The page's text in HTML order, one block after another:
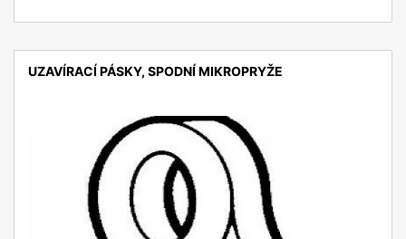
UZAVÍRACÍ PÁSKY, SPODNÍ MIKROPRYŽE